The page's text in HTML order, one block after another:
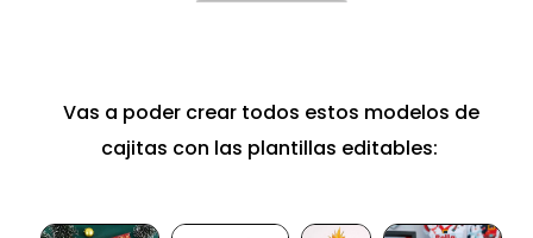
Vas a poder crear todos estos modelos de
cajitas con las plantillas editables: